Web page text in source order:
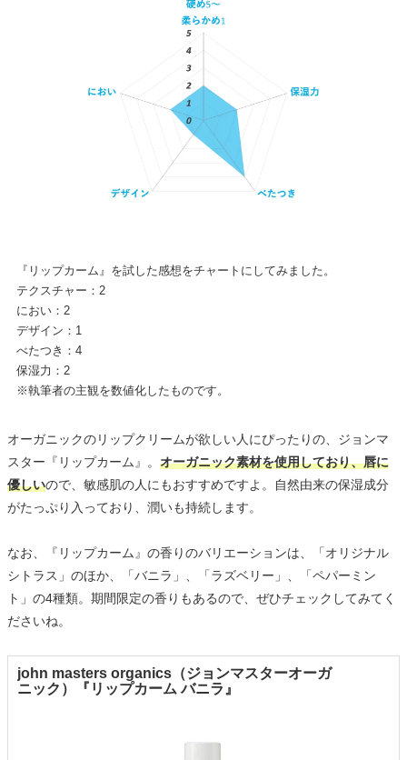
『リップカーム』を試した感想をチャートにしてみました。
テクスチャー：2
におい：2
デザイン：1
べたつき：4
保湿力：2
※執筆者の主観を数値化したものです。
オーガニックのリップクリームが欲しい人にぴったりの、ジョンマ
スター『リップカーム』。 オーガニック素材を使用しており、唇に
優しいので、敏感肌の人にもおすすめですよ。自然由来の保湿成分
がたっぷり入っており、潤いも持続します。
なお、『リップカーム』の香りのバリエーションは、「オリジナル
シトラス」のほか、「バニラ」、「ラズベリー」、「ペパーミン
ト」の4種類。期間限定の香りもあるので、ぜひチェックしてみてく
ださいね。
john masters organics（ジョンマスターオーガ
ニック）『リップカーム バニラ』